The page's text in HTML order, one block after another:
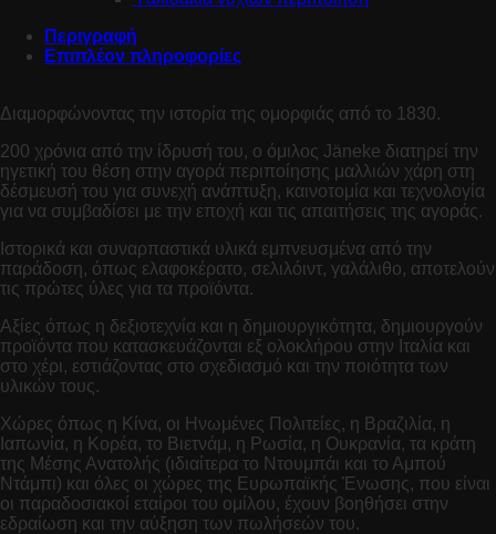
Περιγραφή
Επιπλέον πληροφορίες
Διαμορφώνοντας την ιστορία της ομορφιάς από το 1830.
200 χρόνια από την ίδρυσή του, ο όμιλος Jäneke διατηρεί την
ηγετική του θέση στην αγορά περιποίησης μαλλιών χάρη στη
δέσμευσή του για συνεχή ανάπτυξη, καινοτομία και τεχνολογία
για να συμβαδίσει με την εποχή και τις απαιτήσεις της αγοράς.
Ιστορικά και συναρπαστικά υλικά εμπνευσμένα από την
παράδοση, όπως ελαφοκέρατο, σελιλόιντ, γαλάλιθο, αποτελούν
τις πρώτες ύλες για τα προϊόντα.
Αξίες όπως η δεξιοτεχνία και η δημιουργικότητα, δημιουργούν
προϊόντα που κατασκευάζονται εξ ολοκλήρου στην Ιταλία και
στο χέρι, εστιάζοντας στο σχεδιασμό και την ποιότητα των
υλικών τους.
Χώρες όπως η Κίνα, οι Ηνωμένες Πολιτείες, η Βραζιλία, η
Ιαπωνία, η Κορέα, το Βιετνάμ, η Ρωσία, η Ουκρανία, τα κράτη
της Μέσης Ανατολής (ιδιαίτερα το Ντουμπάι και το Αμπού
Ντάμπι) και όλες οι χώρες της Ευρωπαϊκής Ένωσης, που είναι
οι παραδοσιακοί εταίροι του ομίλου, έχουν βοηθήσει στην
εδραίωση και την αύξηση των πωλήσεών του.